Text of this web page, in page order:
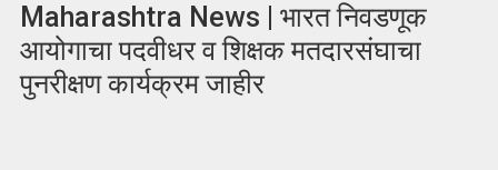
Maharashtra News | भारत निवडणूक
आयोगाचा पदवीधर व शिक्षक मतदारसंघाचा
पुनरीक्षण कार्यक्रम जाहीर